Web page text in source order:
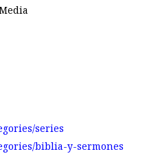
series
biblia-y-sermones